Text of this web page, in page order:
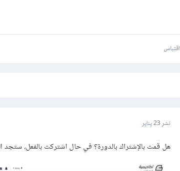
اقتباس
نشر23 يناير
هل قمت بالإشتراك بالدورة؟ في حال اشتركت بالفعل، ستجد